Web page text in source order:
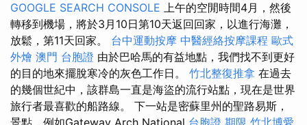
GOOGLE SEARCH CONSOLE 上午的空閒時間4月，然後
轉移到機場，將於3月10日第10天返回回家，以進行海灘，
放鬆，第11天回家。 台中運動按摩 中醫經絡按摩課程 歐式
外燴 澳門 台胞證 由於巴哈馬的有益地點，我們找不到更好
的目的地來擺脫寒冷的灰色工作日。 竹北整復推拿 在過去
的幾個世紀中，該群島一直是海盜的流行站點，現在是世界
旅行者最喜歡的船路線。 下一站是密蘇里州的聖路易斯，
景點，例如Gateway Arch National 台胞證 期限 竹北博愛